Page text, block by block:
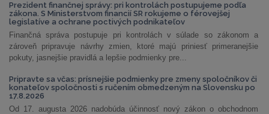
Prezident finančnej správy: pri kontrolách postupujeme podľa
zákona. S Ministerstvom financií SR rokujeme o férovejšej
legislatíve a ochrane poctivých podnikateľov
Finančná správa postupuje pri kontrolách v súlade so zákonom a
zároveň pripravuje návrhy zmien, ktoré majú priniesť primeranejšie
pokuty, jasnejšie pravidlá a lepšie podmienky pre...
Pripravte sa včas: prísnejšie podmienky pre zmeny spoločníkov či
konateľov spoločnosti s ručením obmedzeným na Slovensku po
17.8.2026
Od 17. augusta 2026 nadobúda účinnosť nový zákon o obchodnom